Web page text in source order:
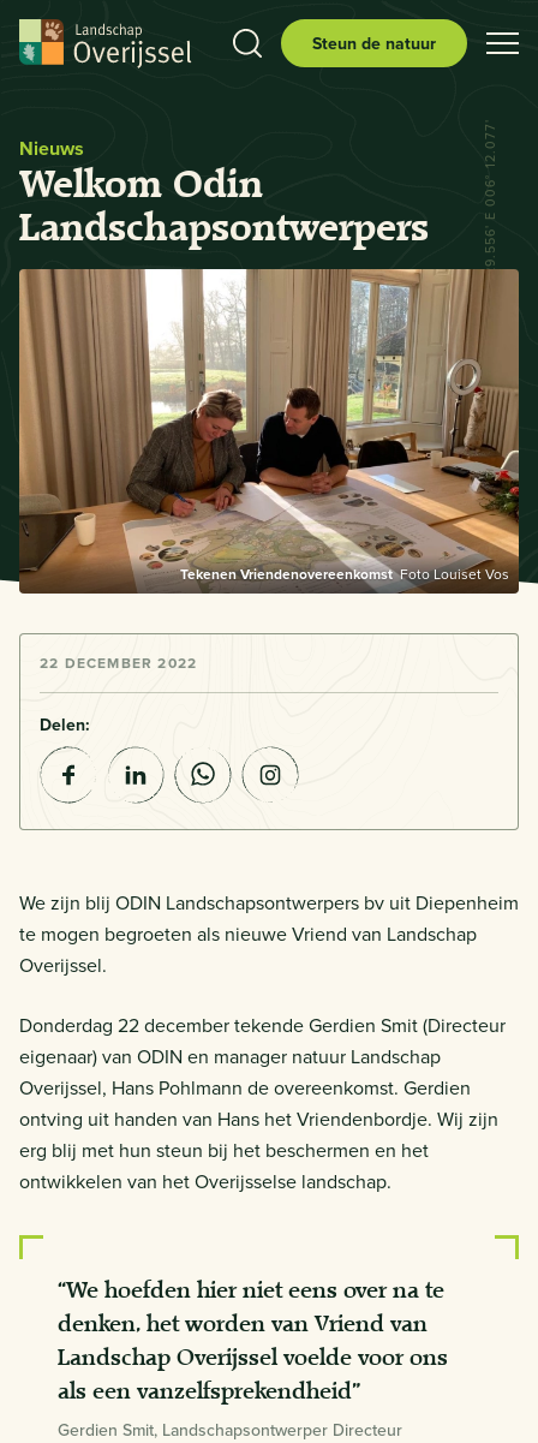
Steun de natuur
Nieuws
Welkom Odin
Landschapsontwerpers
Tekenen VriendenovereenkomstFoto Louiset Vos
N 52° 29.556' E 006° 12.077'
22 DECEMBER 2022
Delen:
We zijn blij ODIN Landschapsontwerpers bv uit Diepenheim
te mogen begroeten als nieuwe Vriend van Landschap
Overijssel.
Donderdag 22 december tekende Gerdien Smit (Directeur
eigenaar) van ODIN en manager natuur Landschap
Overijssel, Hans Pohlmann de overeenkomst. Gerdien
ontving uit handen van Hans het Vriendenbordje. Wij zijn
erg blij met hun steun bij het beschermen en het
ontwikkelen van het Overijsselse landschap.
“We hoefden hier niet eens over na te
denken, het worden van Vriend van
Landschap Overijssel voelde voor ons
als een vanzelfsprekendheid”
Gerdien Smit, Landschapsontwerper Directeur